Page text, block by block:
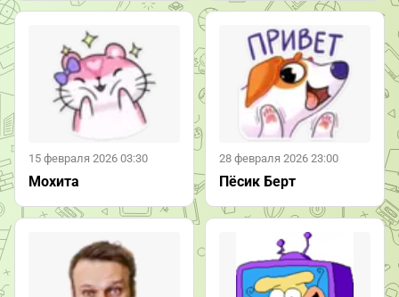
15 февраля 2026 03:30
Мохита
28 февраля 2026 23:00
Пёсик Берт